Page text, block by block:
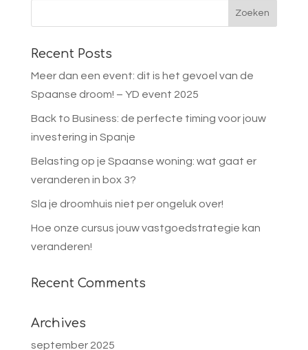
Recent Posts
Meer dan een event: dit is het gevoel van de
Spaanse droom! – YD event 2025
Back to Business: de perfecte timing voor jouw
investering in Spanje
Belasting op je Spaanse woning: wat gaat er
veranderen in box 3?
Sla je droomhuis niet per ongeluk over!
Hoe onze cursus jouw vastgoedstrategie kan
veranderen!
Recent Comments
Archives
september 2025